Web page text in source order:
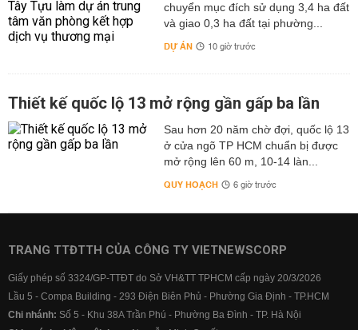
chuyển mục đích sử dụng 3,4 ha đất
và giao 0,3 ha đất tại phường...
DỰ ÁN 10 giờ trước
Thiết kế quốc lộ 13 mở rộng gần gấp ba lần
Sau hơn 20 năm chờ đợi, quốc lộ 13
ở cửa ngõ TP HCM chuẩn bị được
mở rộng lên 60 m, 10-14 làn...
QUY HOẠCH 6 giờ trước
TRANG TTĐTTH CỦA CÔNG TY VIETNEWSCORP
Giấy phép số 3324/GP-TTĐT do Sở VH&TT TPHCM cấp ngày 20/3/2026
Lầu 5 - Compa Building - 293 Điện Biên Phủ - Phường Gia Định - TP.HCM
Chi nhánh: Số 5 - Khu 38A Trần Phú - Phường Ba Đình - TP. Hà Nội